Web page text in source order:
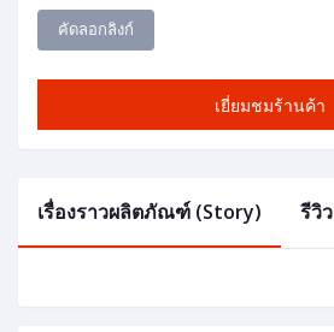
คัดลอกลิงก์
เยี่ยมชมร้านค้า
เรื่องราวผลิตภัณฑ์ (Story) รีวิว